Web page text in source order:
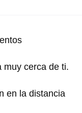
muy cerca de ti.
en la distancia